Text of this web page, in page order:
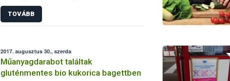
TOVÁBB
2017. augusztus 30., szerda
Műanyagdarabot találtak
gluténmentes bio kukorica bagettben